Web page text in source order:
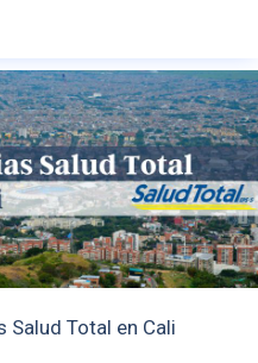
Salud Total en Cali